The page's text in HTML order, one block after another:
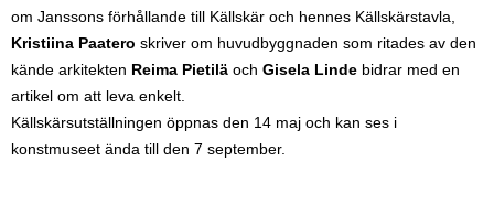
om Janssons förhållande till Källskär och hennes Källskärstavla,
Kristiina Paatero skriver om huvudbyggnaden som ritades av den
kände arkitekten Reima Pietilä och Gisela Linde bidrar med en
artikel om att leva enkelt.
Källskärsutställningen öppnas den 14 maj och kan ses i
konstmuseet ända till den 7 september.